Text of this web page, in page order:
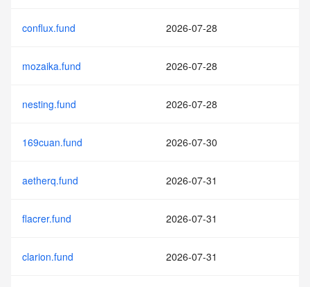
conflux.fund 2026-07-28
mozaika.fund 2026-07-28
nesting.fund 2026-07-28
169cuan.fund 2026-07-30
aetherq.fund 2026-07-31
flacrer.fund 2026-07-31
clarion.fund 2026-07-31